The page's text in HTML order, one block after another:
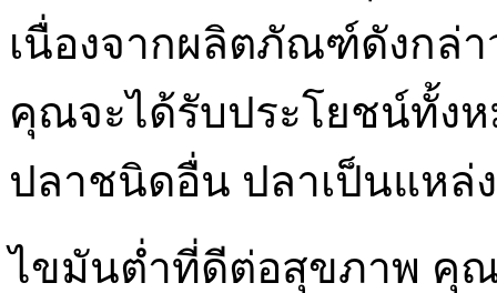
เนื่องจากผลิตภัณฑ์ดังกล่
คุณจะได้รับประโยชน์ทั้ง
ปลาชนิดอื่น ปลาเป็นแหล่
ไขมันต่ำที่ดีต่อสุขภาพ คุ